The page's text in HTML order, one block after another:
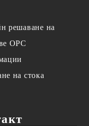
решаване на
OPC
на стока